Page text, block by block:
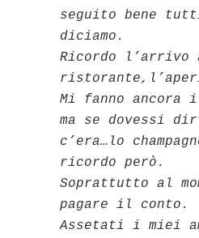
seguito bene
diciamo.
Ricordo l’arrivo
Mi fanno ancora i
ma se dovessi
c’era…lo
ricordo però.
Soprattutto al
pagare il conto.
Assetati i miei